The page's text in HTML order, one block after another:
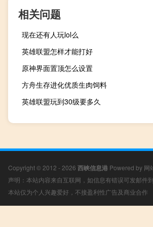
相关问题
现在还有人玩lol么
英雄联盟怎样才能打好
原神界面置顶怎么设置
方舟生存进化优质生肉饲料
英雄联盟玩到30级要多久
Copyright © 2012 - 2026 西峡信息港 Powered by 网
声明：本站内容来自互联网，如信息有错误可发邮件
本站仅为个人兴趣爱好，不接盈利性广告及商业合作